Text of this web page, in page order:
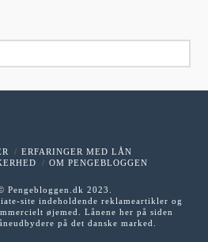
ERFARINGER MED LÅN
OM PENGEBLOGGEN
Pengebloggen.dk 2023.
site indeholdende reklameartikler og
øjemed. Lånene her på siden
på det danske marked.